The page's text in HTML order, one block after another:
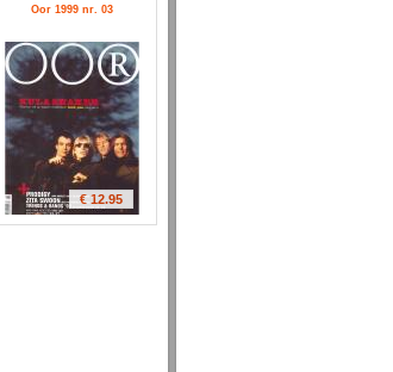
Oor 1999 nr. 03
€ 12.95